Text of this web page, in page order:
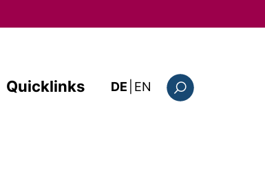
Quicklinks DE EN : the current page